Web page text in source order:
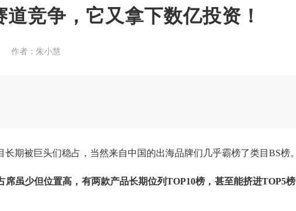
竞争，它又拿下数亿投资！
作者：朱小慧
长期被巨头们稳占，当然来自中国的出海品牌们几乎霸榜了类目 BS榜。
席虽少但位置高，有两款产品长期位列TOP10榜，甚至能挤进TOP5榜